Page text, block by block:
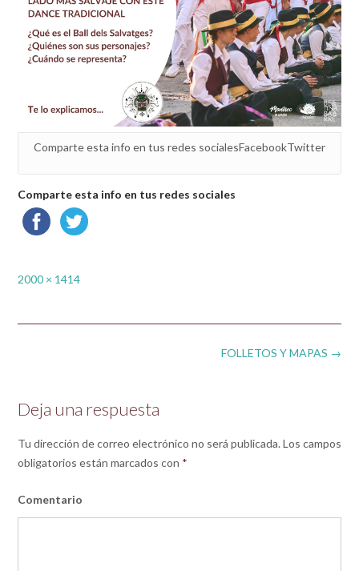
Comparte esta info en tus redes socialesFacebookTwitter
Comparte esta info en tus redes sociales
Full
2000 × 1414
FOLLETOS Y MAPAS →
Deja una respuesta
Tu dirección de correo electrónico no será publicada.Los campos
obligatorios están marcados con *
Comentario